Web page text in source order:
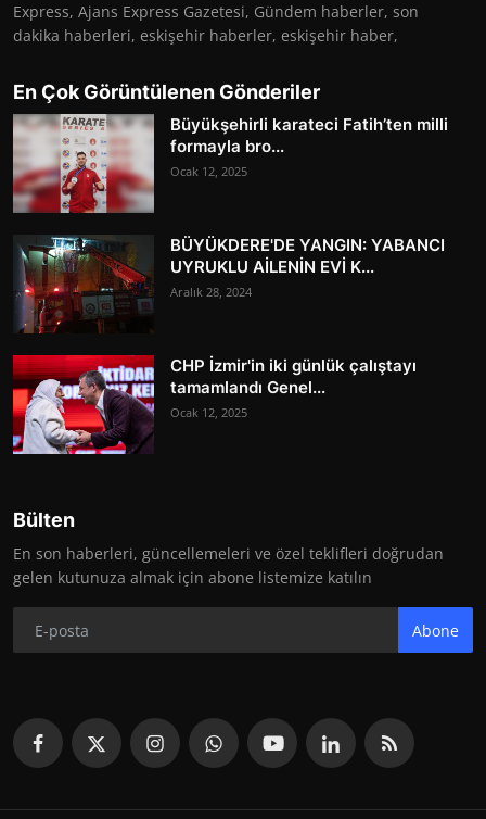
Express, Ajans Express Gazetesi, Gündem haberler, son
dakika haberleri, eskişehir haberler, eskişehir haber,
En Çok Görüntülenen Gönderiler
Büyükşehirli karateci Fatih’ten milli
formayla bro...
Ocak 12, 2025
BÜYÜKDERE'DE YANGIN: YABANCI
UYRUKLU AİLENİN EVİ K...
Aralık 28, 2024
CHP İzmir'in iki günlük çalıştayı
tamamlandı Genel...
Ocak 12, 2025
Bülten
En son haberleri, güncellemeleri ve özel teklifleri doğrudan
gelen kutunuza almak için abone listemize katılın
Abone